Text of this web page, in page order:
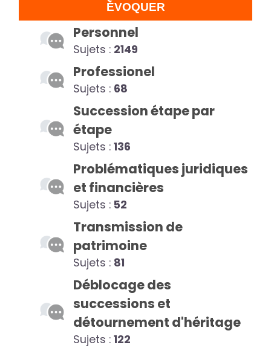
ÉVOQUER
Personnel
Sujets : 2149
Professionel
Sujets : 68
Succession étape par
étape
Sujets : 136
Problématiques juridiques
et financières
Sujets : 52
Transmission de
patrimoine
Sujets : 81
Déblocage des
successions et
détournement d'héritage
Sujets : 122